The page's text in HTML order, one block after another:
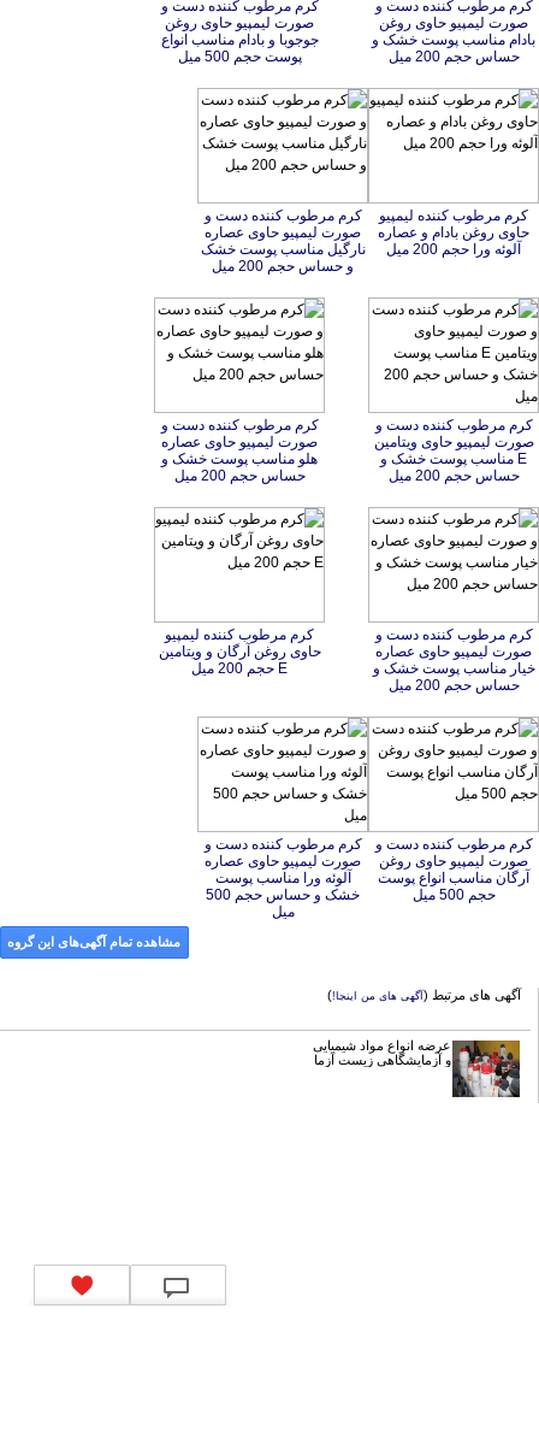
کرم مرطوب کننده دست و
صورت لیمپیو حاوی روغن
بادام مناسب پوست خشک و
حساس حجم 200 میل
کرم مرطوب کننده دست و
صورت لیمپیو حاوی روغن
جوجوبا و بادام مناسب انواع
پوست حجم 500 میل
کرم مرطوب کننده لیمپیو
حاوی روغن بادام و عصاره
آلوئه ورا حجم 200 میل
کرم مرطوب کننده دست و
صورت لیمپیو حاوی عصاره
نارگیل مناسب پوست خشک
و حساس حجم 200 میل
کرم مرطوب کننده دست و
صورت لیمپیو حاوی ویتامین
E مناسب پوست خشک و
حساس حجم 200 میل
کرم مرطوب کننده دست و
صورت لیمپیو حاوی عصاره
هلو مناسب پوست خشک و
حساس حجم 200 میل
کرم مرطوب کننده دست و
صورت لیمپیو حاوی عصاره
خیار مناسب پوست خشک و
حساس حجم 200 میل
کرم مرطوب کننده لیمپیو
حاوی روغن آرگان و ویتامین
E حجم 200 میل
کرم مرطوب کننده دست و
صورت لیمپیو حاوی روغن
آرگان مناسب انواع پوست
حجم 500 میل
کرم مرطوب کننده دست و
صورت لیمپیو حاوی عصاره
آلوئه ورا مناسب پوست
خشک و حساس حجم 500
میل
مشاهده تمام آگهی‌های این گروه
آگهی های مرتبط (آگهی های من اینجا!)
عرضه انواع مواد شیمیایی
و آزمایشگاهی زیست آزما